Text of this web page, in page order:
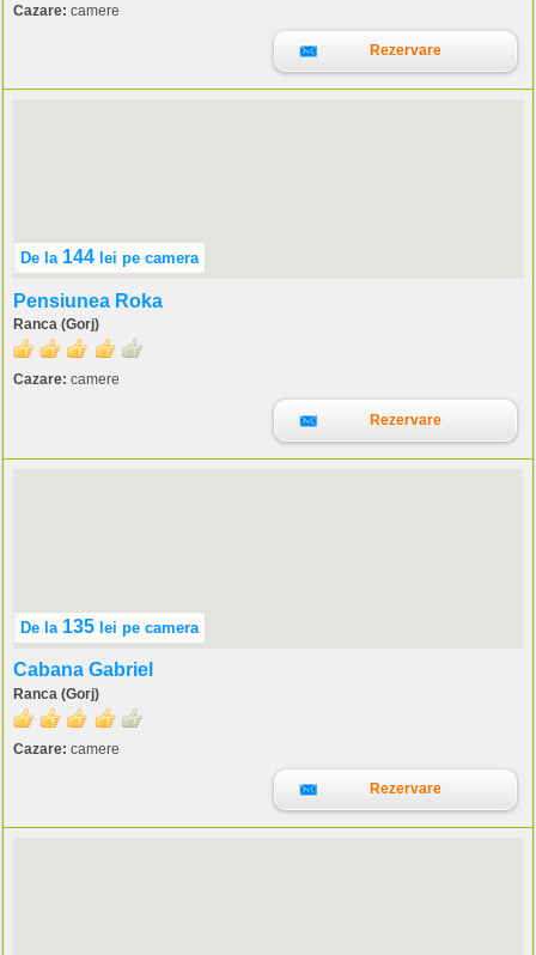
Cazare: camere
Rezervare
De la 144 lei pe camera
Pensiunea Roka
Ranca (Gorj)
Cazare: camere
Rezervare
De la 135 lei pe camera
Cabana Gabriel
Ranca (Gorj)
Cazare: camere
Rezervare